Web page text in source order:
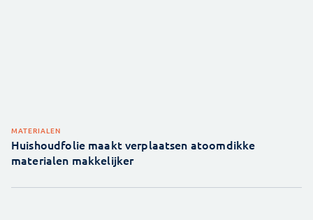
MATERIALEN
Huishoudfolie maakt verplaatsen atoomdikke
materialen makkelijker